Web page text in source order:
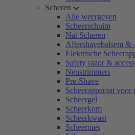
Scheren
Alle weergeven
Scheerschuim
Nat Scheren
Aftershavebalsem &
Elektrische
Safety razor &
Neustrimmers
Pre-Shave
Scheerapparaat voor
Scheergel
Scheerkom
Scheerkwast
Scheermes